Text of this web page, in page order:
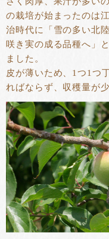
の栽培が始まったのは
治時代に「雪の多い北
咲き実の成る品種へ」
ました。
皮が薄いため、1つ1つ
ればならず、収穫量が